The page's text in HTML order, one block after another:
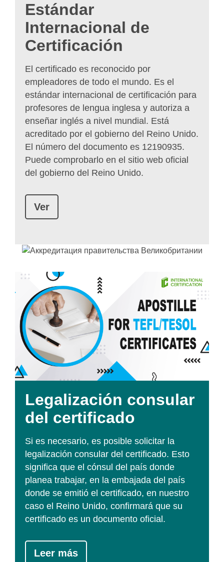
Estándar
Internacional de
Certificación
El certificado es reconocido por
empleadores de todo el mundo. Es el
estándar internacional de certificación para
profesores de lengua inglesa y autoriza a
enseñar inglés a nivel mundial. Está
acreditado por el gobierno del Reino Unido.
El número del documento es 12190935.
Puede comprobarlo en el sitio web oficial
del gobierno del Reino Unido.
Ver
Legalización consular
del certificado
Si es necesario, es posible solicitar la
legalización consular del certificado. Esto
significa que el cónsul del país donde
planea trabajar, en la embajada del país
donde se emitió el certificado, en nuestro
caso el Reino Unido, confirmará que su
certificado es un documento oficial.
Leer más